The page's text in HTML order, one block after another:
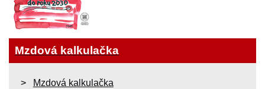
Mzdová kalkulačka
Mzdová kalkulačka